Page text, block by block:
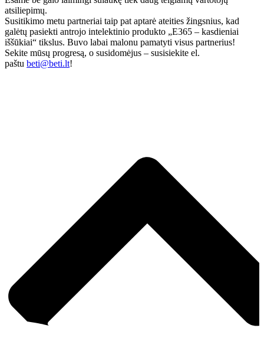
atsiliepimų.
Susitikimo metu partneriai taip pat aptarė ateities žingsnius, kad
galėtų pasiekti antrojo intelektinio produkto „E365 – kasdieniai
iššūkiai“ tikslus. Buvo labai malonu pamatyti visus partnerius!
Sekite mūsų progresą, o susidomėjus – susisiekite el.
paštu beti@beti.lt!